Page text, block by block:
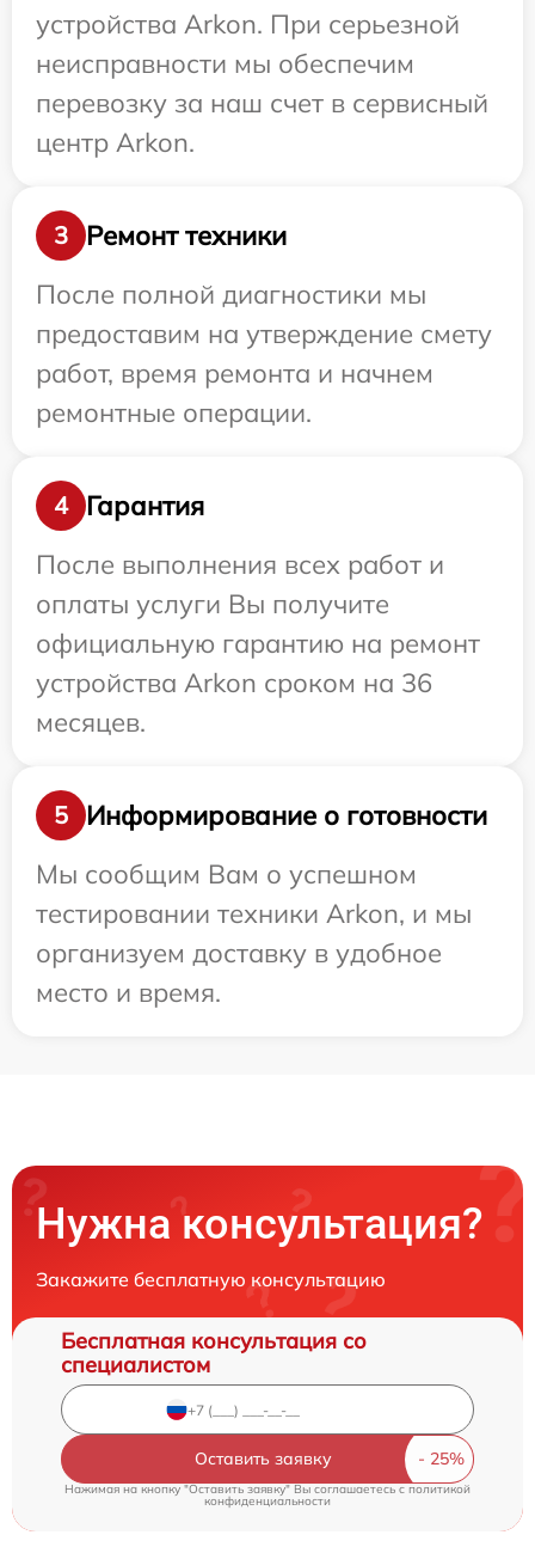
устройства Arkon. При серьезной
неисправности мы обеспечим
перевозку за наш счет в сервисный
центр Arkon.
3
Ремонт техники
После полной диагностики мы
предоставим на утверждение смету
работ, время ремонта и начнем
ремонтные операции.
4
Гарантия
После выполнения всех работ и
оплаты услуги Вы получите
официальную гарантию на ремонт
устройства Arkon сроком на 36
месяцев.
5
Информирование о готовности
Мы сообщим Вам о успешном
тестировании техники Arkon, и мы
организуем доставку в удобное
место и время.
Нужна консультация?
Закажите бесплатную консультацию
Бесплатная консультация со
специалистом
Оставить заявку
Нажимая на кнопку "Оставить заявку" Вы соглашаетесь c политикой
конфиденциальности